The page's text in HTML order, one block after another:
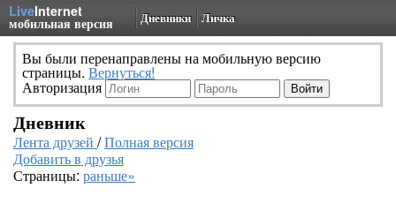
LiveInternet
мобильная версия Дневники Личка
Вы были перенаправлены на мобильную версию
страницы. Вернуться!
Авторизация
Дневник
Лента друзей /Полная версия
Добавить в друзья
Страницы: раньше»